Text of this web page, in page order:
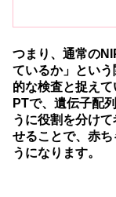
つまり、通常の
ているか」とい
的な検査と捉え
PTで、遺伝子配
うに役割を分け
せることで、赤
うになります。